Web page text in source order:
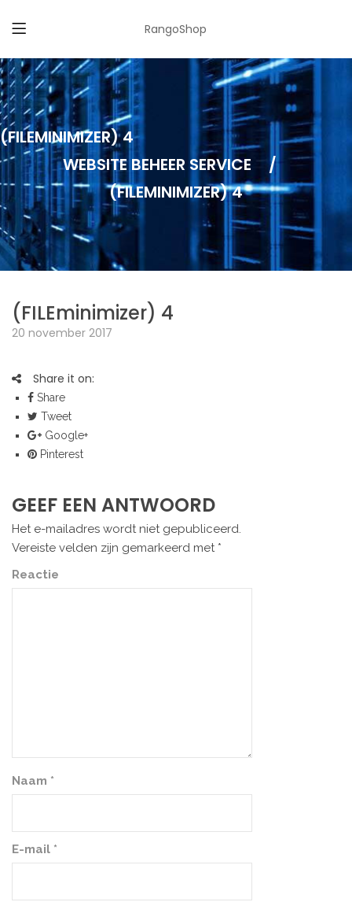
RangoShop
(FILEMINIMIZER) 4
WEBSITE BEHEER SERVICE
/
(FILEMINIMIZER) 4
(FILEminimizer) 4
20 november 2017
Share it on:
Share
Tweet
Google+
Pinterest
GEEF EEN ANTWOORD
Het e-mailadres wordt niet gepubliceerd.
Vereiste velden zijn gemarkeerd met *
Reactie
Naam *
E-mail *